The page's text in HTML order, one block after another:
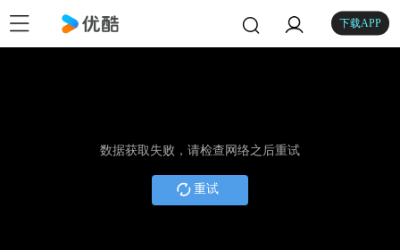
下载APP
数据获取失败，请检查网络之后重试
重试